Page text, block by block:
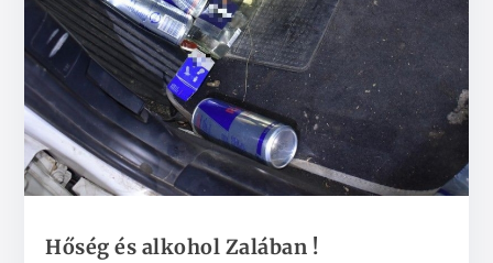
Hőség és alkohol Zalában !